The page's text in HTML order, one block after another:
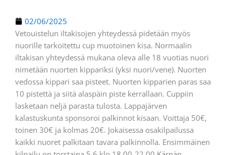
02/06/2025
Vetouistelun iltakisojen yhteydessä pidetään myös
nuorille tarkoitettu cup muotoinen kisa. Normaalin
iltakisan yhteydessä mukana oleva alle 18 vuotias nuori
nimetään nuorten kippariksi (yksi nuori/vene). Nuorten
vedossa kippari saa pisteet. Nuorten kipparien paras saa
10 pistettä ja siitä alaspäin piste kerrallaan. Cuppiin
lasketaan neljä parasta tulosta. Lappajärven
kalastuskunta sponsoroi palkinnot kisaan. Voittaja 50€,
toinen 30€ ja kolmas 20€. Jokaisessa osakilpailussa
kaikki nuoret palkitaan tavara palkinnolla. Ensimmäinen